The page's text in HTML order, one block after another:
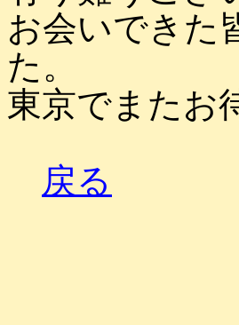
お会いできた
た。
東京でまたお
戻る